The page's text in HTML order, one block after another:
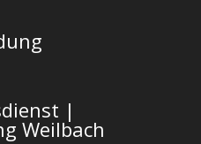
|
Weilbach